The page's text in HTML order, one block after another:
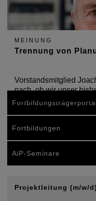
MEINUNG
Trennung von
Vorstandsmitglied
nach, ob wir unser
Zukunft erhalten können.
Fortbildungsträgerportal
Fortbildungen
AiP-Seminare
Projektleitung (m/w/